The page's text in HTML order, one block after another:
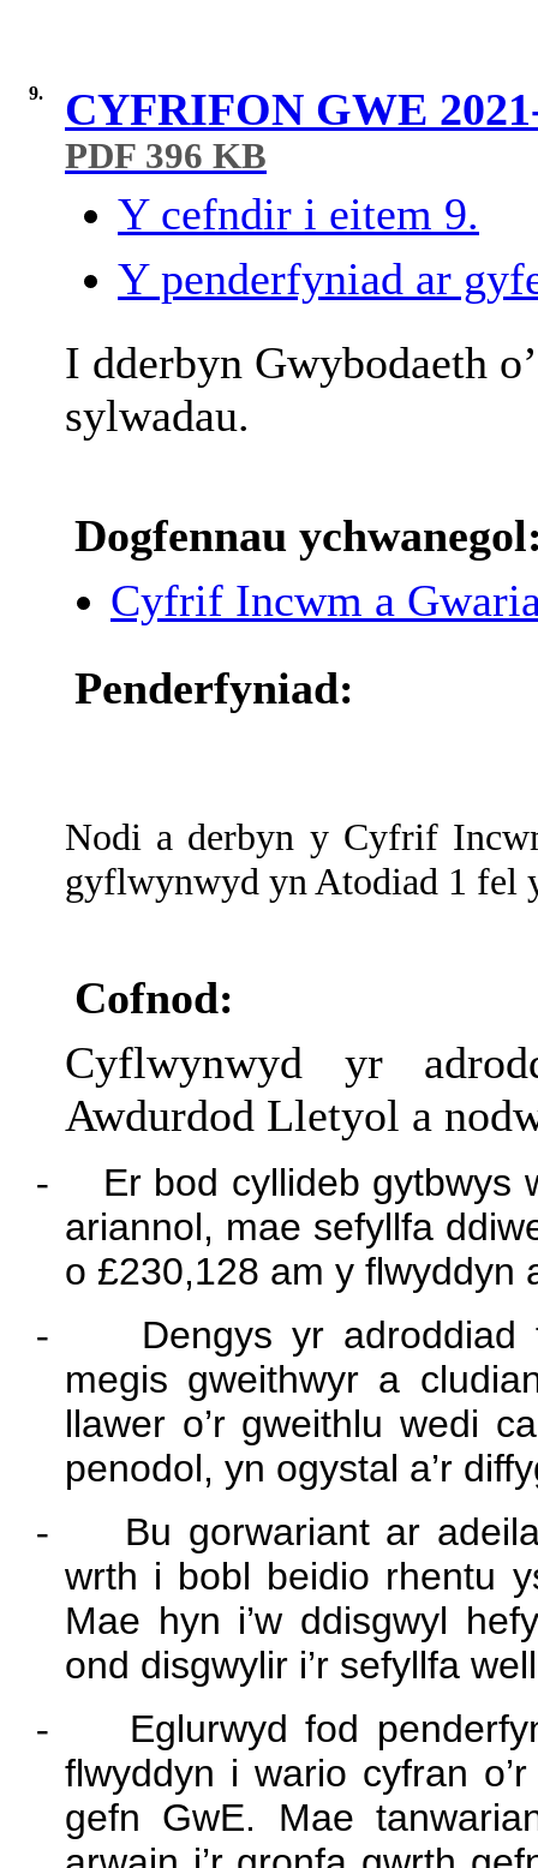
9. CYFRIFON GWE
PDF 396 KB
Y cefndir i eitem 9.
Y penderfyniad ar
I dderbyn Gwybodaeth
sylwadau.
Dogfennau
Cyfrif Incwm a
Penderfyniad:
Nodi a derbyn y Cyfrif
gyflwynwyd yn Atodiad 1 fel
Cofnod:
Cyflwynwyd yr
Awdurdod Lletyol a
-
Er bod cyllideb gytbwys
ariannol, mae sefyllfa
o £230,128 am y flwyddyn
-
Dengys yr
megis gweithwyr a
llawer o’r gweithlu wedi
penodol, yn ogystal a’r
-
Bu gorwariant ar
wrth i bobl beidio rhentu
Mae hyn i’w ddisgwyl
ond disgwylir i’r sefyllfa
-
Eglurwyd fod
flwyddyn i wario cyfran
gefn GwE. Mae